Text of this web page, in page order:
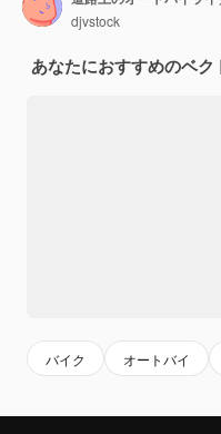
djvstock
あなたにおすすめのベク
バイク オートバイ